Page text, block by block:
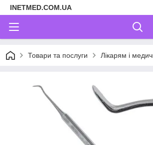
INETMED.COM.UA
Товари та послуги Лікарям і